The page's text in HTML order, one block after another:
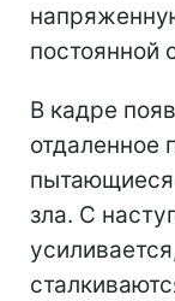
постоянной
В кадре
отдаленное
пытающиеся
зла. С